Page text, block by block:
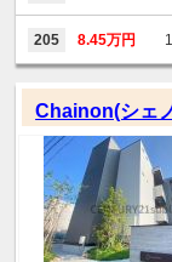
205 8.45万円
Chainon(シェ